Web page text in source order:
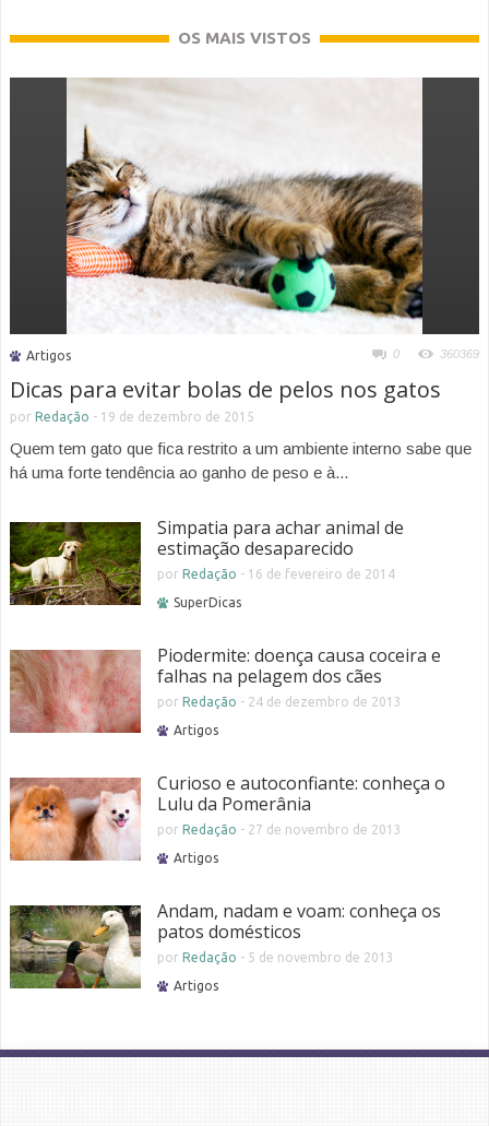
OS MAIS VISTOS
Artigos 0 360369
Dicas para evitar bolas de pelos nos gatos
por Redação - 19 de dezembro de 2015
Quem tem gato que fica restrito a um ambiente interno sabe que
há uma forte tendência ao ganho de peso e à...
Simpatia para achar animal de
estimação desaparecido
por Redação - 16 de fevereiro de 2014
SuperDicas
Piodermite: doença causa coceira e
falhas na pelagem dos cães
por Redação - 24 de dezembro de 2013
Artigos
Curioso e autoconfiante: conheça o
Lulu da Pomerânia
por Redação - 27 de novembro de 2013
Artigos
Andam, nadam e voam: conheça os
patos domésticos
por Redação - 5 de novembro de 2013
Artigos